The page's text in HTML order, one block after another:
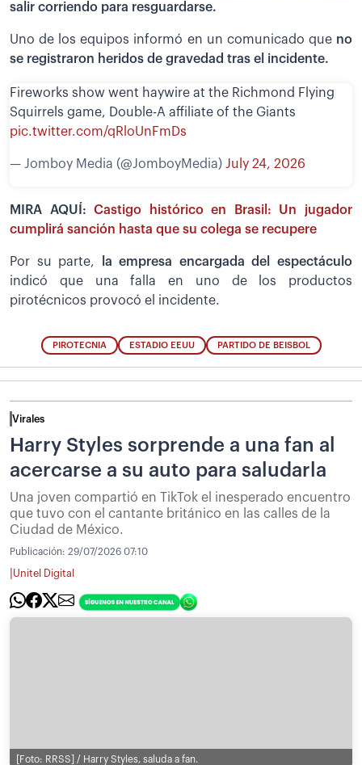
salir corriendo para resguardarse.
Uno de los equipos informó en un comunicado que no
se registraron heridos de gravedad tras el incidente.
Fireworks show went haywire at the Richmond Flying
Squirrels game, Double-A affiliate of the Giants
pic.twitter.com/qRloUnFmDs
— Jomboy Media (@JomboyMedia) July 24, 2026
MIRA AQUÍ:Castigo histórico en Brasil: Un jugador
cumplirá sanción hasta que su colega se recupere
Por su parte,
la empresa encargada del espectáculo
indicó que una falla en uno de los productos
pirotécnicos provocó el incidente.
PIROTECNIA ESTADIO EEUU PARTIDO DE BEISBOL
Virales
Harry Styles sorprende a una fan al
acercarse a su auto para saludarla
Una joven compartió en TikTok el inesperado encuentro
que tuvo con el cantante británico en las calles de la
Ciudad de México.
Publicación: 29/07/2026 07:10
Unitel Digital
[Foto: RRSS] / Harry Styles, saluda a fan.